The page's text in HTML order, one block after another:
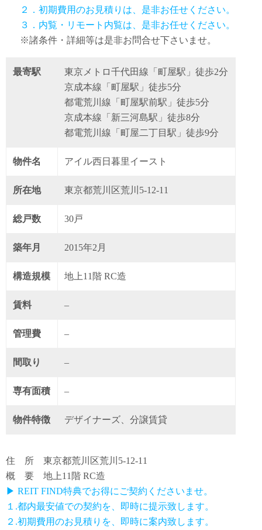
２．初期費用のお見積りは、是非お任せください。
３．内覧・リモート内覧は、是非お任せください。
※諸条件・詳細等は是非お問合せ下さいませ。
最寄駅
東京メトロ千代田線「町屋駅」徒歩2分
京成本線「町屋駅」徒歩5分
都電荒川線「町屋駅前駅」徒歩5分
京成本線「新三河島駅」徒歩8分
都電荒川線「町屋二丁目駅」徒歩9分
物件名 アイル西日暮里イースト
所在地 東京都荒川区荒川5-12-11
総戸数 30戸
築年月 2015年2月
構造規模 地上11階 RC造
賃料 –
管理費 –
間取り –
専有面積 –
物件特徴 デザイナーズ、分譲賃貸
住 所 東京都荒川区荒川5-12-11
概 要 地上11階 RC造
▶ REIT FIND特典でお得にご契約くださいませ。
１.都内最安値での契約を、即時に提示致します。
２.初期費用のお見積りを、即時に案内致します。